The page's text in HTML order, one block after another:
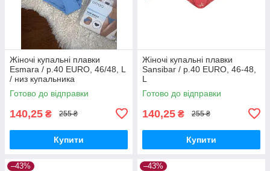
Жіночі купальні плавки
Esmara / р.40 EURO, 46/48, L
/ низ купальника
Готово до відправки
140,25 ₴ 255 ₴
Купити
Жіночі купальні плавки
Sansibar / р.40 EURO, 46-48,
L
Готово до відправки
140,25 ₴ 255 ₴
Купити
–43% –43%